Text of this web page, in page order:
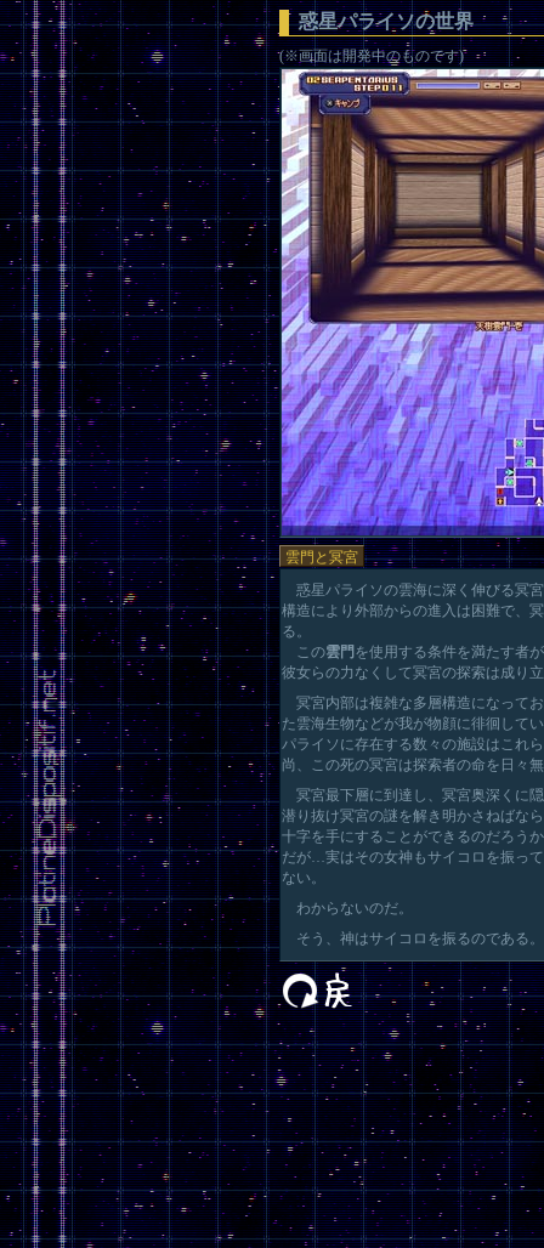
惑星パライソの世界
(※画面は開発中のものです)
雲門と冥宮
惑星パライソの雲海に深く伸びる冥
構造により外部からの進入は困難で、
る。
この雲門 を使用する条件を満たす者
彼女らの力なくして冥宮の探索は成り
冥宮内部は複雑な多層構造になって
た雲海生物などが我が物顔に徘徊して
パライソに存在する数々の施設はこれ
尚、この死の冥宮は探索者の命を日々
冥宮最下層に到達し、冥宮奥深くに
潜り抜け冥宮の謎を解き明かさねばな
十字を手にすることができるのだろう
だが…実はその女神もサイコロを振っ
ない。
わからないのだ。
そう、神はサイコロを振るのである。